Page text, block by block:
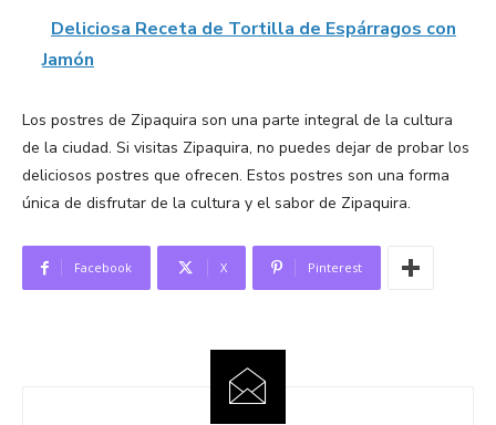
Deliciosa Receta de Tortilla de Espárragos con
Jamón
Los postres de Zipaquira son una parte integral de la cultura
de la ciudad. Si visitas Zipaquira, no puedes dejar de probar los
deliciosos postres que ofrecen. Estos postres son una forma
única de disfrutar de la cultura y el sabor de Zipaquira.
Facebook X Pinterest